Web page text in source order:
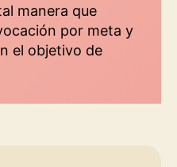
manera que
por meta y
el objetivo de